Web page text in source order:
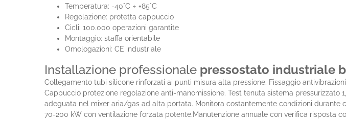
Temperatura: -40°C ÷ +85°C
Regolazione: protetta cappuccio
Cicli: 100.000 operazioni garantite
Montaggio: staffa orientabile
Omologazioni: CE industriale
Installazione professionale pressostato industriale
Collegamento tubi silicone rinforzati ai punti misura alta pressione. Fissaggio
Cappuccio protezione regolazione anti-manomissione. Test tenuta sistema
adeguata nel mixer aria/gas ad alta portata. Monitora costantemente condizioni
70-200 kW con ventilazione forzata potente.Manutenzione annuale con verifica